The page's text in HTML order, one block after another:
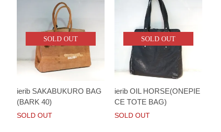
SOLD OUT
ierib SAKABUKURO BAG
(BARK 40)
SOLD OUT
SOLD OUT
ierib OIL HORSE(ONEPIE
CE TOTE BAG)
SOLD OUT